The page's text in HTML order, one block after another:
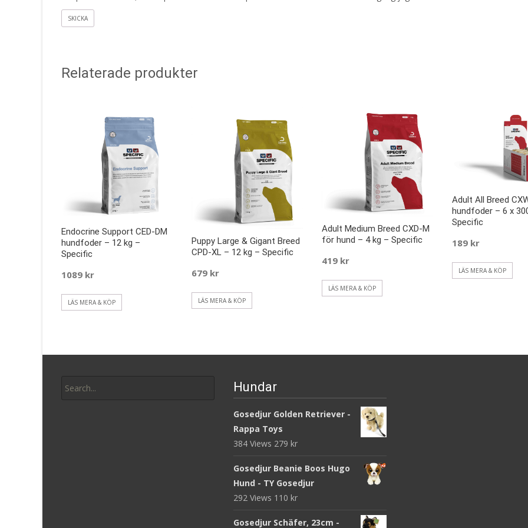
Relaterade produkter
Endocrine Support CED-DM
hundfoder – 12 kg –
Specific
1089 kr
LÄS MERA & KÖP
Puppy Large & Gigant Breed
CPD-XL – 12 kg – Specific
679 kr
LÄS MERA & KÖP
Adult Medium Breed CXD-M
för hund – 4 kg – Specific
419 kr
LÄS MERA & KÖP
Adult All Breed
hundfoder – 6 x
Specific
189 kr
LÄS MERA & KÖP
for:
Hundar
Gosedjur Golden Retriever -
Rappa Toys
384 Views 279 kr
Gosedjur Beanie Boos Hugo
Hund - TY Gosedjur
292 Views 110 kr
Gosedjur Schäfer, 23cm -